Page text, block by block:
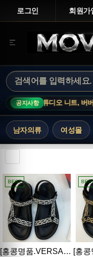
로그인 회원가
공지사항
아크네스튜디오 니트, 버버
남자의류 여성몰
BEST
[홍콩명품.VERSACE] 베르사체 23SS 로고 패턴 레더 샌들, SE1364, PMD, 무브타임사이트,인터넷명품쇼핑몰,남자명품,슈즈,신발